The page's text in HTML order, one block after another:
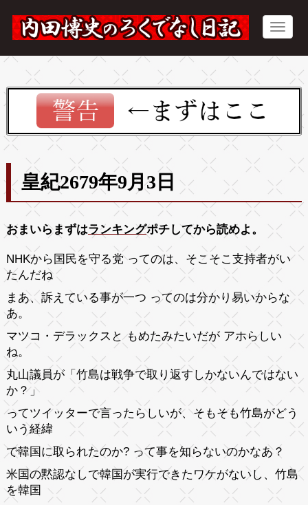
皇紀2679年9月3日
おまいらまずはランキングポチしてから読めよ。
NHKから国民を守る党 ってのは、そこそこ支持者がい
たんだね
まあ、訴えている事が一つ ってのは分かり易いからな
あ。
マツコ・デラックスと もめたみたいだが アホらしい
ね。
丸山議員が「竹島は戦争で取り返すしかないんではない
か？」
ってツイッターで言ったらしいが、そもそも竹島がどう
いう経緯
で韓国に取られたのか? って事を知らないのかなあ？
米国の黙認なしで韓国が実行できたワケがないし、竹島
を韓国